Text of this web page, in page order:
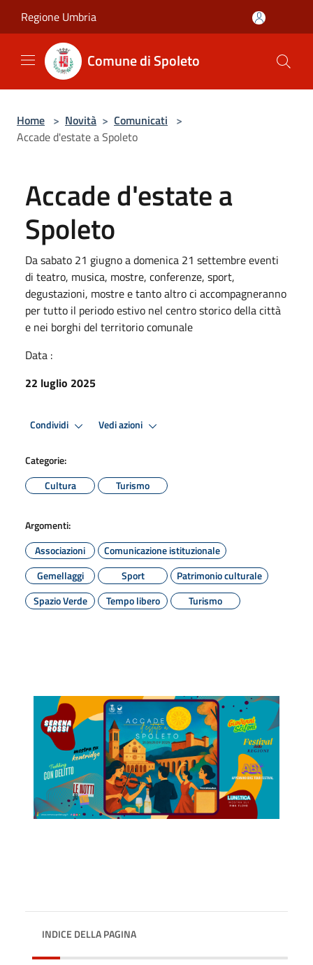
Regione Umbria
Comune di Spoleto
Home > Novità > Comunicati >
Accade d'estate a Spoleto
Accade d'estate a
Spoleto
Da sabato 21 giugno a domenica 21 settembre eventi
di teatro, musica, mostre, conferenze, sport,
degustazioni, mostre e tanto altro ci accompagneranno
per tutto il periodo estivo nel centro storico della città
e nei borghi del territorio comunale
Data :
22 luglio 2025
Condividi Vedi azioni
Categorie:
Cultura
Turismo
Argomenti:
Associazioni
Comunicazione istituzionale
Gemellaggi
Sport
Patrimonio culturale
Spazio Verde
Tempo libero Turismo
INDICE DELLA PAGINA